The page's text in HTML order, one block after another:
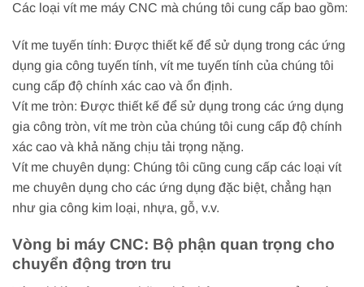
Các loại vít me máy CNC mà chúng tôi cung cấp bao gồm:
Vít me tuyến tính: Được thiết kế để sử dụng trong các ứng
dụng gia công tuyến tính, vít me tuyến tính của chúng tôi
cung cấp độ chính xác cao và ổn định.
Vít me tròn: Được thiết kế để sử dụng trong các ứng dụng
gia công tròn, vít me tròn của chúng tôi cung cấp độ chính
xác cao và khả năng chịu tải trọng nặng.
Vít me chuyên dụng: Chúng tôi cũng cung cấp các loại vít
me chuyên dụng cho các ứng dụng đặc biệt, chẳng hạn
như gia công kim loại, nhựa, gỗ, v.v.
Vòng bi máy CNC: Bộ phận quan trọng cho
chuyển động trơn tru